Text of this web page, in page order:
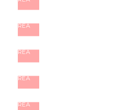
REA
REA
REA
REA